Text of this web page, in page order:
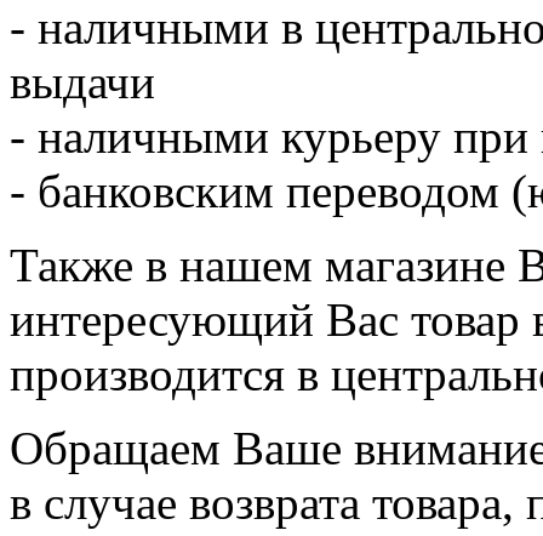
- наличными в
выдачи
- наличными курьеру при
- банковским переводом
Также в нашем магазине
интересующий Вас товар
производится в
Обращаем Ваше
в случае возврата